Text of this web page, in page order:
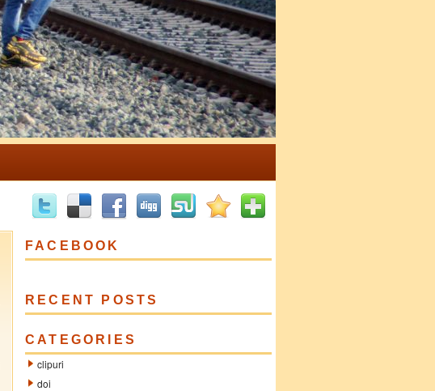
FACEBOOK
RECENT POSTS
CATEGORIES
clipuri
doi